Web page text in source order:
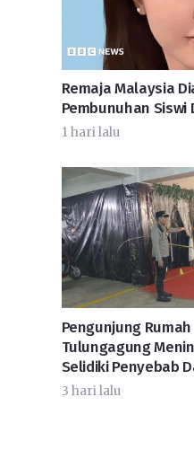
Remaja Malaysia
Pembunuhan Siswi
1 hari lalu
Pengunjung
Tulungagung
Selidiki Penyebab
3 hari lalu